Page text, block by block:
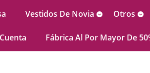
Vestidos De Novia Otros
Fábrica Al Por Mayor De